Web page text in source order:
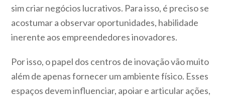
sim criar negócios lucrativos. Para isso, é preciso se
acostumar a observar oportunidades, habilidade
inerente aos empreendedores inovadores.
Por isso, o papel dos centros de inovação vão muito
além de apenas fornecer um ambiente físico. Esses
espaços devem influenciar, apoiar e articular ações,